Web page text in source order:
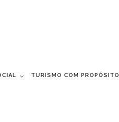
TURISMO COM PROPÓSITO